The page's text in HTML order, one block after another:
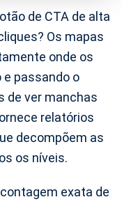
de CTA de alta
Os mapas
onde os
e passando o
de ver manchas
relatórios
decompõem as
os níveis.
exata de